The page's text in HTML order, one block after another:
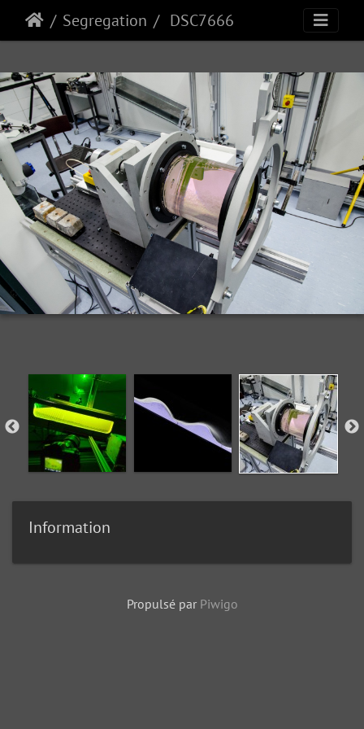
Segregation DSC7666
Information
Propulsé par Piwigo